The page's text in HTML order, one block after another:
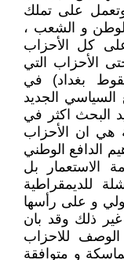
على تملك
و الشعب ،
كل الأحزاب
الأحزاب التي
بغداد) في
الجديد
نريد البحث اكثر في
هي ان الأحزاب
الدافع الوطني
الاستعمار بل
للديمقراطية
و على رأسها
ذلك وقد بان
الوصف للاحزاب
و متوافقة